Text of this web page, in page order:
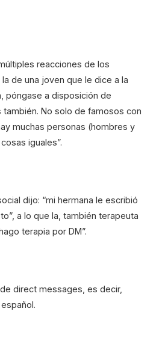
reacciones de los
de una joven que le dice a la
póngase a disposición de
No solo de famosos con
muchas personas (hombres y
iguales”.
dijo: “mi hermana le escribió
a lo que la, también terapeuta
terapia por DM”.
direct messages, es decir,